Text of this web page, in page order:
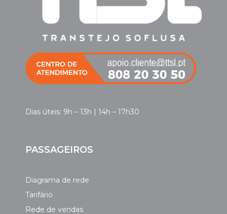
Dias úteis: 9h – 13h | 14h – 17h30
PASSAGEIROS
Diagrama de rede
Tarifário
Rede de vendas